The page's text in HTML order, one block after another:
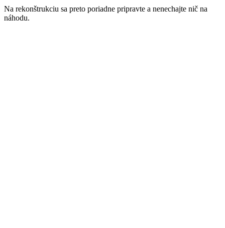
Na rekonštrukciu sa preto poriadne pripravte a nenechajte nič na
náhodu.